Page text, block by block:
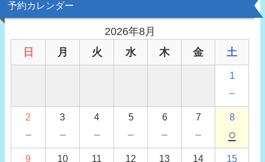
予約カレンダー
2026年8月
日
月 火 水 木 金 土
1
－
2
－
3
－
4
－
5
－
6
－
7
－
8
○
9 10 11 12 13 14 15